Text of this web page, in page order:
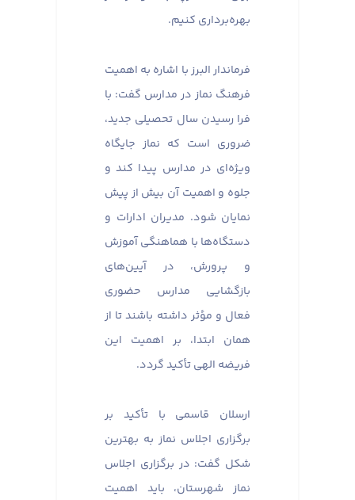
بهره‌برداری کنیم.
فرماندار البرز با اشاره به اهمیت
فرهنگ نماز در مدارس گفت: با
فرا رسیدن سال تحصیلی جدید،
ضروری است که نماز جایگاه
ویژه‌ای در مدارس پیدا کند و
جلوه و اهمیت آن بیش از پیش
نمایان شود. مدیران ادارات و
دستگاه‌ها با هماهنگی آموزش
و پرورش، در آیین‌های
بازگشایی مدارس حضوری
فعال و مؤثر داشته باشند تا از
همان ابتدا، بر اهمیت این
فریضه الهی تأکید گردد.
ارسلان قاسمی با تأکید بر
برگزاری اجلاس نماز به بهترین
شکل گفت: در برگزاری اجلاس
نماز شهرستان، باید اهمیت